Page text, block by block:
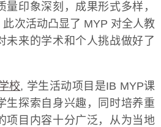
量印象深刻，成果形式多样，
次活动凸显了 MYP 对全人教
未来的学术和个人挑战做好了
校, 学生活动项目是IB MYP课
生探索自身兴趣，同时培养重
项目内容十分广泛，从为当地